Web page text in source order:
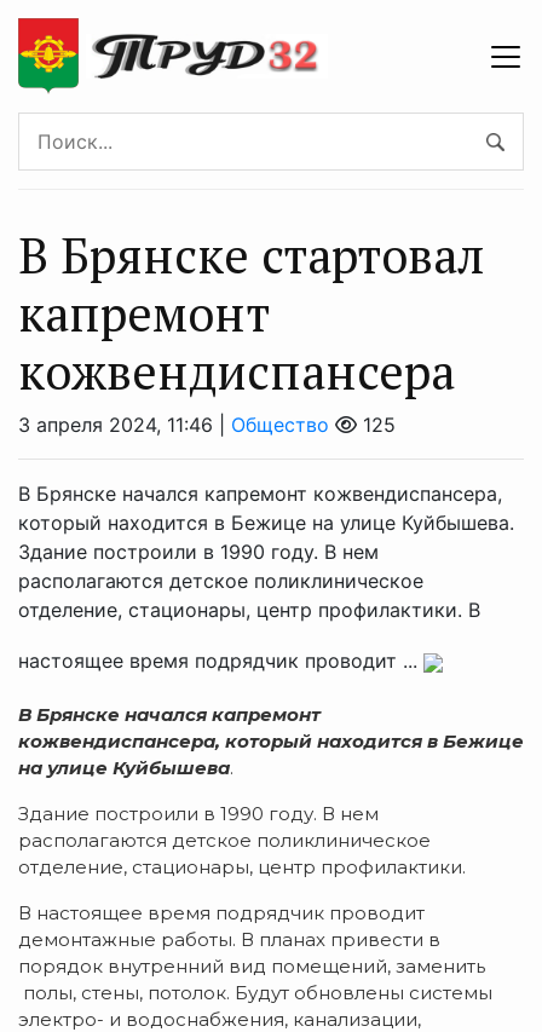
В Брянске стартовал
капремонт
кожвендиспансера
3 апреля 2024, 11:46 | Общество 125
В Брянске начался капремонт кожвендиспансера,
который находится в Бежице на улице Куйбышева.
Здание построили в 1990 году. В нем
располагаются детское поликлиническое
отделение, стационары, центр профилактики. В
настоящее время подрядчик проводит ...
В Брянске начался капремонт
кожвендиспансера, который находится в Бежице
на улице Куйбышева.
Здание построили в 1990 году. В нем
располагаются детское поликлиническое
отделение, стационары, центр профилактики.
В настоящее время подрядчик проводит
демонтажные работы. В планах привести в
порядок внутренний вид помещений, заменить
полы, стены, потолок. Будут обновлены системы
электро- и водоснабжения, канализации,